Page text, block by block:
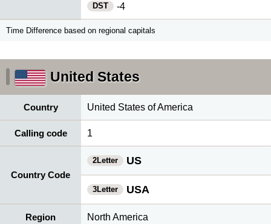
DST -4
Time Difference based on regional capitals
United States
Country United States of America
Calling code 1
Country Code
2Letter US
3Letter USA
Region North America